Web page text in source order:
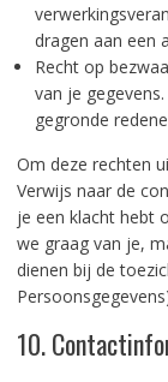
dragen aan een
Recht op
van je
gegronde
Om deze rechten
Verwijs naar de
je een klacht hebt
we graag van je,
dienen bij de
10.